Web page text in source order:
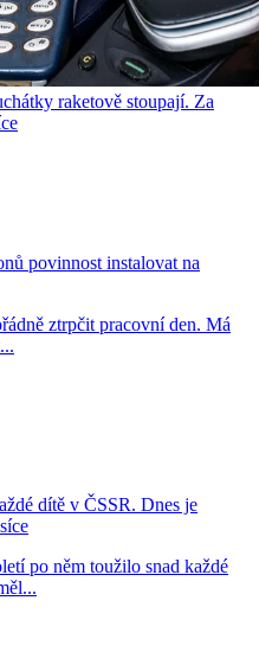
raketově stoupají. Za
povinnost instalovat na
ztrpčit pracovní den. Má
dítě v ČSSR. Dnes je
po něm toužilo snad každé